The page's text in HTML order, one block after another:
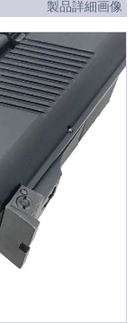
製品詳細画像